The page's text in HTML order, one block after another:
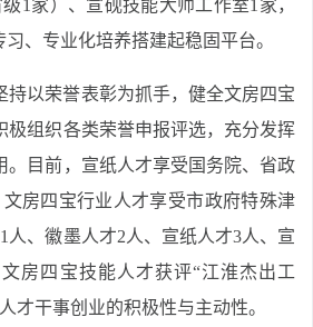
1家）、宣砚技能大师工作室1家，
、专业化培养搭建起稳固平台。
持以荣誉表彰为抓手，健全文房四宝
极组织各类荣誉申报评选，充分发挥
。目前，宣纸人才享受国务院、省政
房四宝行业人才享受市政府特殊津
人、徽墨人才2人、宣纸人才3人、宣
房四宝技能人才获评“江淮杰出工
才干事创业的积极性与主动性。